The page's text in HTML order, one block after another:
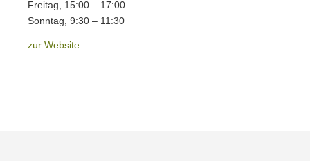
Freitag, 15:00 – 17:00
Sonntag, 9:30 – 11:30
zur Website